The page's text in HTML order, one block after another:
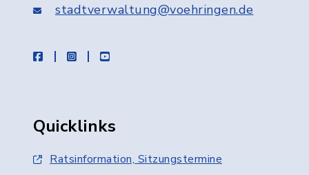
stadtverwaltung@voehringen.de
facebookinstagramyoutube
Quicklinks
Ratsinformation, Sitzungstermine